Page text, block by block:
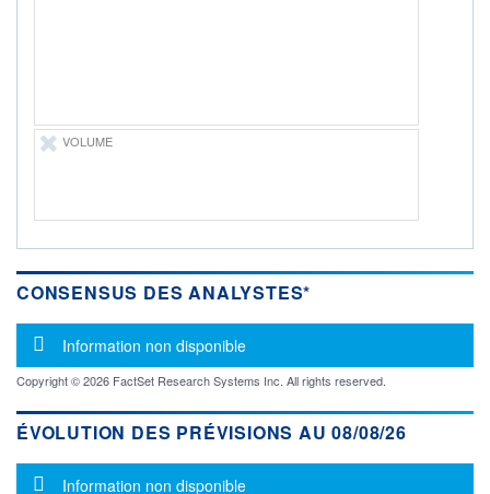
Non éligible
Boursobank
VOLUME
CONSENSUS DES ANALYSTES*
Message d'information
Information non disponible
Copyright © 2026 FactSet Research Systems Inc. All rights reserved.
ÉVOLUTION DES PRÉVISIONS AU 08/08/26
Message d'information
Information non disponible